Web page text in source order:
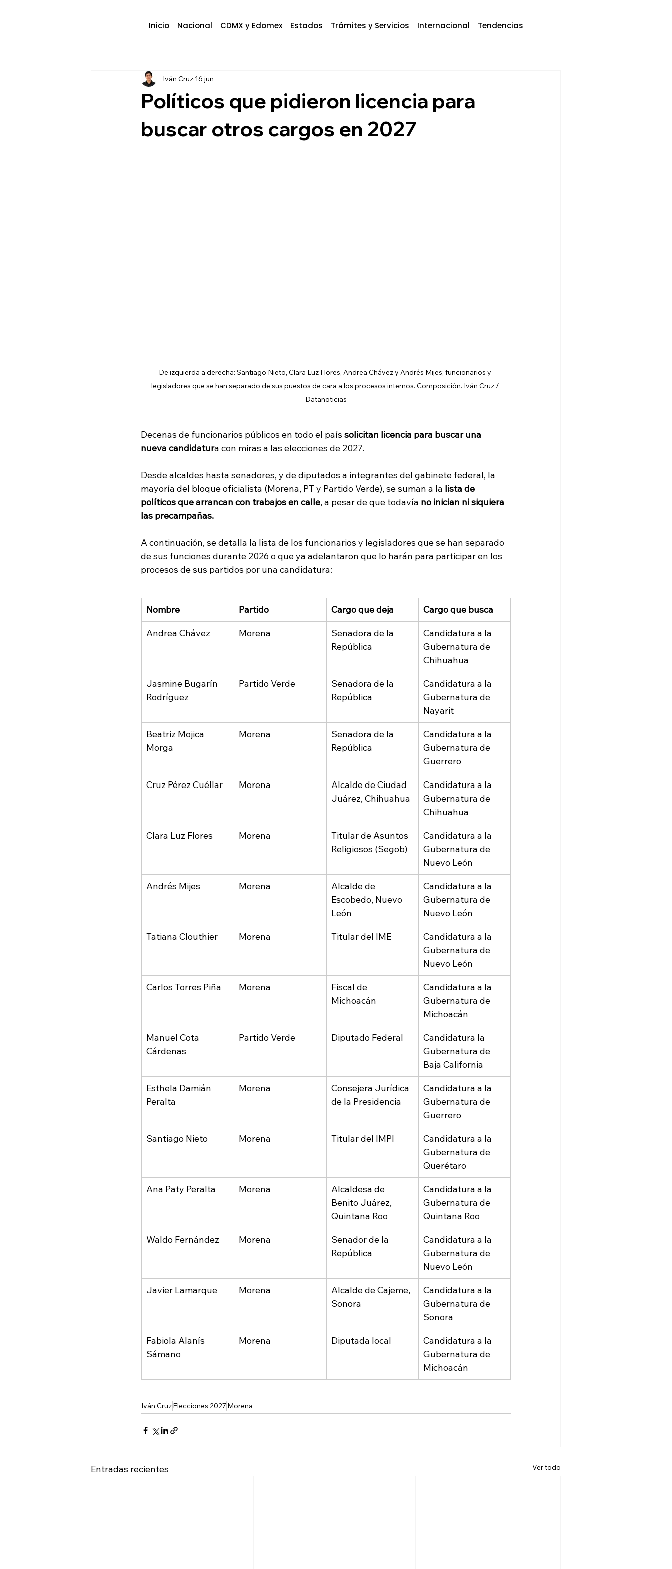
Inicio Nacional CDMX y Edomex Estados Trámites y Servicios Internacional Tendencias
Políticos que pidieron licencia para
buscar otros cargos en 2027
Iván Cruz 16 jun
De izquierda a derecha: Santiago Nieto, Clara Luz Flores, Andrea Chávez y Andrés Mijes; funcionarios y
legisladores que se han separado de sus puestos de cara a los procesos internos. Composición. Iván Cruz /
Datanoticias
Decenas de funcionarios públicos en todo el país solicitan licencia para buscar una
nueva candidatura con miras a las elecciones de 2027.
Desde alcaldes hasta senadores, y de diputados a integrantes del gabinete federal, la
mayoría del bloque oficialista (Morena, PT y Partido Verde), se suman a la lista de
políticos que arrancan con trabajos en calle, a pesar de que todavía no inician ni siquiera
las precampañas.
A continuación, se detalla la lista de los funcionarios y legisladores que se han separado
de sus funciones durante 2026 o que ya adelantaron que lo harán para participar en los
procesos de sus partidos por una candidatura:
Nombre Partido Cargo que deja Cargo que busca
Andrea Chávez Morena
Senadora de la
República
Candidatura a la
Gubernatura de
Chihuahua
Jasmine Bugarín
Rodríguez
Partido Verde
Senadora de la
República
Candidatura a la
Gubernatura de
Nayarit
Beatriz Mojica
Morga
Morena
Senadora de la
República
Candidatura a la
Gubernatura de
Guerrero
Cruz Pérez Cuéllar Morena
Alcalde de Ciudad
Juárez, Chihuahua
Candidatura a la
Gubernatura de
Chihuahua
Clara Luz Flores Morena
Titular de Asuntos
Religiosos (Segob)
Candidatura a la
Gubernatura de
Nuevo León
Andrés Mijes Morena
Alcalde de
Escobedo, Nuevo
León
Candidatura a la
Gubernatura de
Nuevo León
Tatiana Clouthier Morena Titular del IME
Candidatura a la
Gubernatura de
Nuevo León
Carlos Torres Piña Morena
Fiscal de
Michoacán
Candidatura a la
Gubernatura de
Michoacán
Manuel Cota
Cárdenas
Partido Verde Diputado Federal
Candidatura la
Gubernatura de
Baja California
Esthela Damián
Peralta
Morena
Consejera Jurídica
de la Presidencia
Candidatura a la
Gubernatura de
Guerrero
Santiago Nieto Morena Titular del IMPI
Candidatura a la
Gubernatura de
Querétaro
Ana Paty Peralta Morena
Alcaldesa de
Benito Juárez,
Quintana Roo
Candidatura a la
Gubernatura de
Quintana Roo
Waldo Fernández Morena
Senador de la
República
Candidatura a la
Gubernatura de
Nuevo León
Javier Lamarque Morena
Alcalde de Cajeme,
Sonora
Candidatura a la
Gubernatura de
Sonora
Fabiola Alanís
Sámano
Morena Diputada local
Candidatura a la
Gubernatura de
Michoacán
Iván CruzElecciones 2027 Morena
Entradas recientes Ver todo